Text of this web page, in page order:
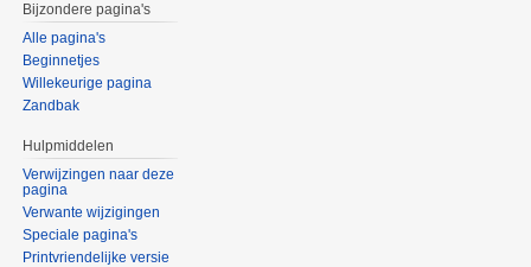
Bijzondere pagina's
Alle pagina's
Beginnetjes
Willekeurige pagina
Zandbak
Hulpmiddelen
Verwijzingen naar deze
pagina
Verwante wijzigingen
Speciale pagina's
Printvriendelijke versie